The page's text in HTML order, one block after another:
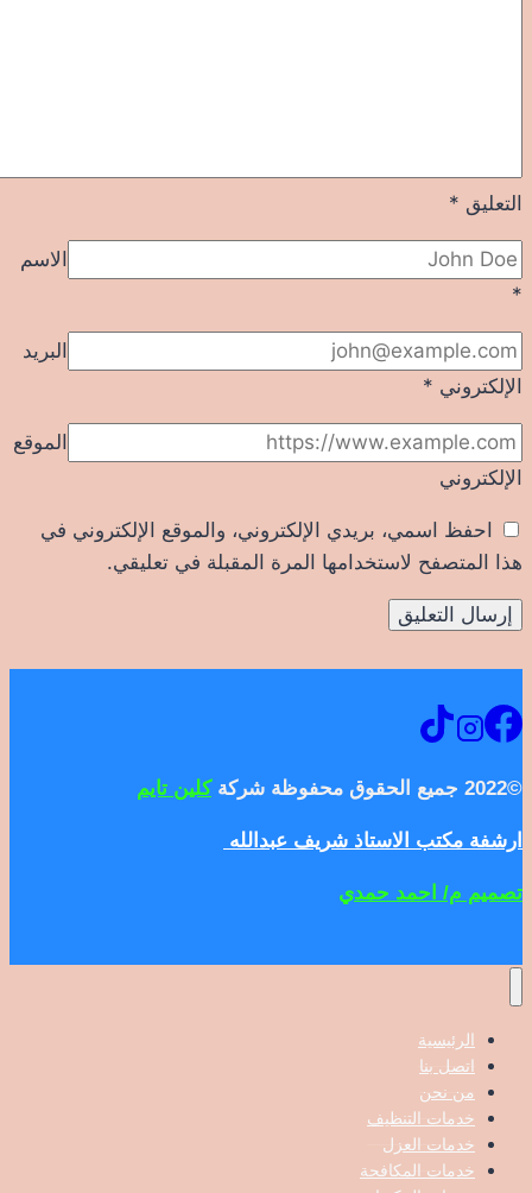
التعليق *
الاسم
*
البريد
الإلكتروني *
الموقع
الإلكتروني
احفظ اسمي، بريدي الإلكتروني، والموقع الإلكتروني في
هذا المتصفح لاستخدامها المرة المقبلة في تعليقي.
©2022 جميع الحقوق محفوظة شركة كلين تايم
ارشفة مكتب الاستاذ شريف عبدالله
تصميم م/ احمد حمدي
الرئيسية
اتصل بنا
من نحن
خدمات التنظيف
خدمات العزل
خدمات المكافحة